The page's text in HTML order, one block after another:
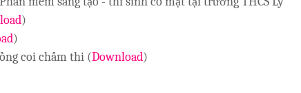
)
)
coi chấm thi (Download)